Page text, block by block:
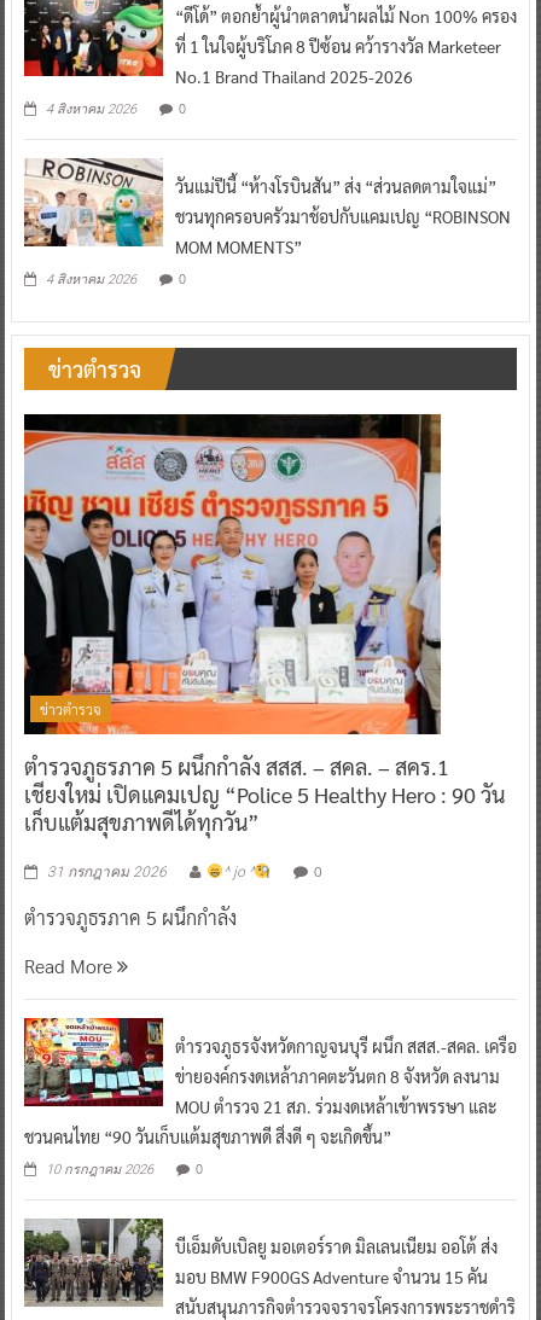
“ดีโด้” ตอกย้ำผู้นำตลาดน้ำผลไม้ Non 100% ครอง
ที่ 1 ในใจผู้บริโภค 8 ปีซ้อน คว้ารางวัล Marketeer
No.1 Brand Thailand 2025-2026
4 สิงหาคม 2026 0
วันแม่ปีนี้ “ห้างโรบินสัน” ส่ง “ส่วนลดตามใจแม่”
ชวนทุกครอบครัวมาช้อปกับแคมเปญ “ROBINSON
MOM MOMENTS”
4 สิงหาคม 2026 0
ข่าวตำรวจ
ข่าวตำรวจ
ตำรวจภูธรภาค 5 ผนึกกำลัง สสส. – สคล. – สคร.1
เชียงใหม่ เปิดแคมเปญ “Police 5 Healthy Hero : 90 วัน
เก็บแต้มสุขภาพดีได้ทุกวัน”
31 กรกฎาคม 2026 ^ jo ^ 0
ตำรวจภูธรภาค 5 ผนึกกำลัง
Read More
ตำรวจภูธรจังหวัดกาญจนบุรี ผนึก สสส.-สคล. เครือ
ข่ายองค์กรงดเหล้าภาคตะวันตก 8 จังหวัด ลงนาม
MOU ตำรวจ 21 สภ. ร่วมงดเหล้าเข้าพรรษา และ
ชวนคนไทย “90 วันเก็บแต้มสุขภาพดี สิ่งดี ๆ จะเกิดขึ้น”
10 กรกฎาคม 2026 0
บีเอ็มดับเบิลยู มอเตอร์ราด มิลเลนเนียม ออโต้ ส่ง
มอบ BMW F900GS Adventure จำนวน 15 คัน
สนับสนุนภารกิจตำรวจจราจรโครงการพระราชดำริ